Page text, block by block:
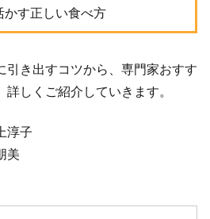
かす正しい食べ方
引き出すコツから、専門家おすす
しくご紹介していきます。
淳子
美